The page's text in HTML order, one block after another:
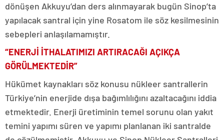
dönüşen Akkuyu’dan ders alınmayarak bugün Sinop’ta
yapılacak santral için yine Rosatom ile söz kesilmesinin
sebepleri anlaşılamamıştır.
“ENERJİ İTHALATIMIZI ARTIRACAĞI AÇIKÇA
GÖRÜLMEKTEDİR”
Hükümet kaynakları söz konusu nükleer santrallerin
Türkiye’nin enerjide dışa bağımlılığını azaltacağını iddia
etmektedir. Enerji üretiminin temel sorunu olan yakıt
temini yapımı süren ve yapımı planlanan iki santralde